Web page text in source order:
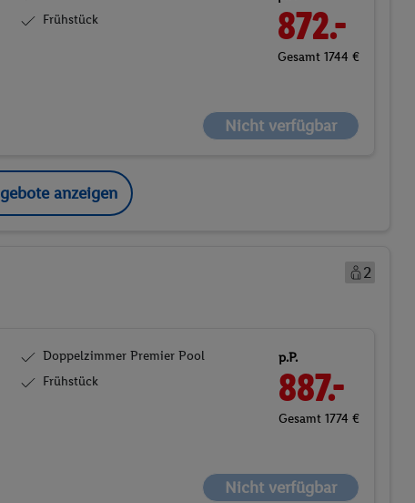
Frühstück
872.-
Gesamt 1744 €
Nicht verfügbar
anzeigen
2
Doppelzimmer Premier Pool
Frühstück
p.P.
887.-
Gesamt 1774 €
Nicht verfügbar